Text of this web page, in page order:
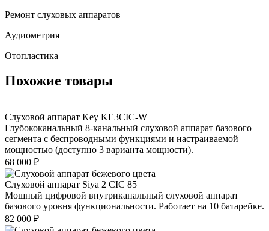
Ремонт слуховых аппаратов
Аудиометрия
Отопластика
Похожие товары
Слуховой аппарат Key KE3CIC-W
Глубококанальный 8-канальный слуховой аппарат базового
сегмента с беспроводными функциями и настраиваемой
мощностью (доступно 3 варианта мощности).
68 000 ₽
Слуховой аппарат Siya 2 CIC 85
Мощный цифровой внутриканальный слуховой аппарат
базового уровня функциональности. Работает на 10 батарейке.
82 000 ₽